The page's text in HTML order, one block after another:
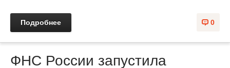
0
Подробнее
ФНС России запустила